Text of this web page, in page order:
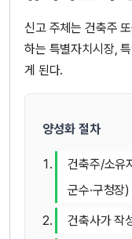
신고 주체는 건축주
하는 특별자치시장,
게 된다.
양성화 절차
건축주/소유
군수·구청장)
건축사가 작